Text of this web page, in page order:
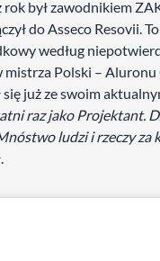
był zawodnikiem
do Asseco Resovii.
według
mistrza Polski –
już ze swoim
raz jako Projektant.
ludzi i rzeczy za